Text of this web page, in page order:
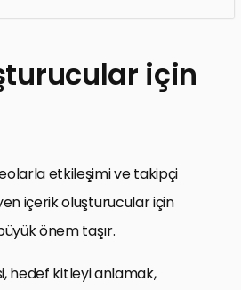
için
etkileşimi ve takipçi
içerik oluşturucular için
önem taşır.
hedef kitleyi anlamak,